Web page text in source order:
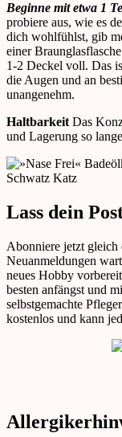
Beginne mit etwa 1
probiere aus, wie es
dich wohlfühlst, gib
einer
1-2 Deckel voll. Das
die Augen und an
unangenehm.
Haltbarkeit Das
und Lagerung so
Lass dein
Abonniere jetzt
Neuanmeldungen
neues Hobby
besten anfängst und
selbstgemachte
kostenlos und kann